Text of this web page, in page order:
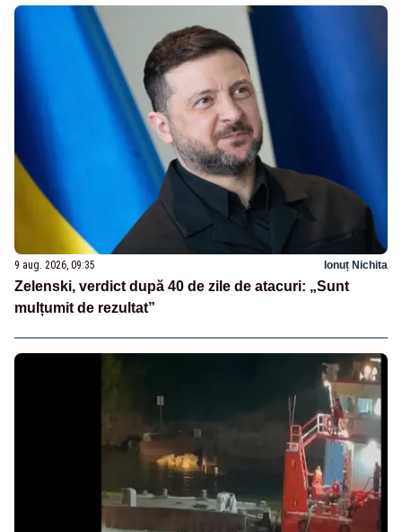
9 aug. 2026, 09:35 Ionuț Nichita
Zelenski, verdict după 40 de zile de atacuri: „Sunt
mulțumit de rezultat”